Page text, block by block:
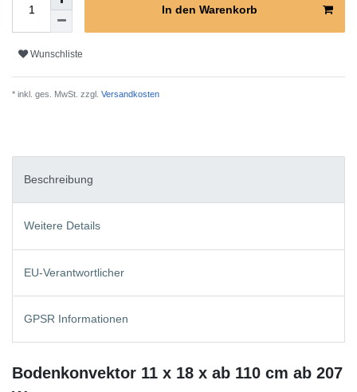
In den Warenkorb
Wunschliste
* inkl. ges. MwSt. zzgl. Versandkosten
Beschreibung
Weitere Details
EU-Verantwortlicher
GPSR Informationen
Bodenkonvektor 11 x 18 x ab 110 cm ab 207